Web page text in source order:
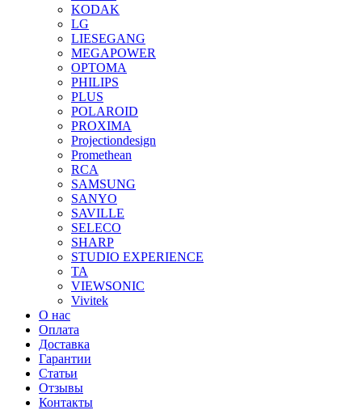
KODAK
LG
LIESEGANG
MEGAPOWER
OPTOMA
PHILIPS
PLUS
POLAROID
PROXIMA
Projectiondesign
Promethean
RCA
SAMSUNG
SANYO
SAVILLE
SELECO
SHARP
STUDIO EXPERIENCE
TA
VIEWSONIC
Vivitek
О нас
Оплата
Доставка
Гарантии
Статьи
Отзывы
Контакты